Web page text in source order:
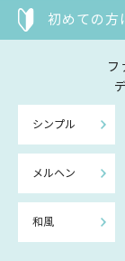
初めての方
フ
シンプル
メルヘン
和風